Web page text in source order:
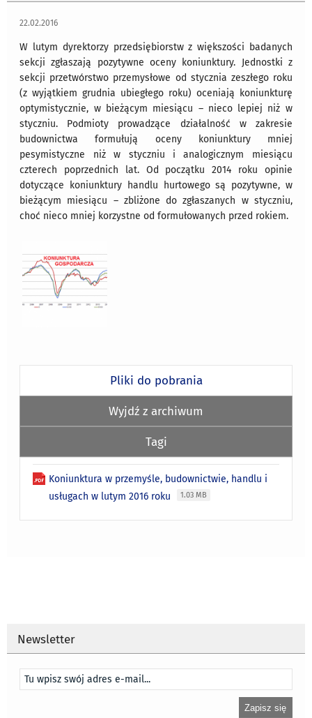
22.02.2016
W lutym dyrektorzy przedsiębiorstw z większości badanych
sekcji zgłaszają pozytywne oceny koniunktury. Jednostki z
sekcji przetwórstwo przemysłowe od stycznia zeszłego roku
(z wyjątkiem grudnia ubiegłego roku) oceniają koniunkturę
optymistycznie, w bieżącym miesiącu – nieco lepiej niż w
styczniu. Podmioty prowadzące działalność w zakresie
budownictwa formułują oceny koniunktury mniej
pesymistyczne niż w styczniu i analogicznym miesiącu
czterech poprzednich lat. Od początku 2014 roku opinie
dotyczące koniunktury handlu hurtowego są pozytywne, w
bieżącym miesiącu – zbliżone do zgłaszanych w styczniu,
choć nieco mniej korzystne od formułowanych przed rokiem.
Pliki do pobrania
Wyjdź z archiwum
Tagi
Koniunktura w przemyśle, budownictwie, handlu i
usługach w lutym 2016 roku
1.03 MB
Newsletter